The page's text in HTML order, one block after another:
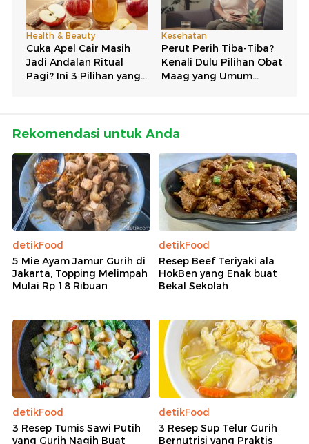
Rekomendasi untuk Anda
detikFood
5 Mie Ayam Jamur Gurih di
Jakarta, Topping Melimpah
Mulai Rp 18 Ribuan
detikFood
Resep Beef Teriyaki ala
HokBen yang Enak buat
Bekal Sekolah
detikFood
3 Resep Tumis Sawi Putih
yang Gurih Nagih Buat
detikFood
3 Resep Sup Telur Gurih
Bernutrisi yang Praktis